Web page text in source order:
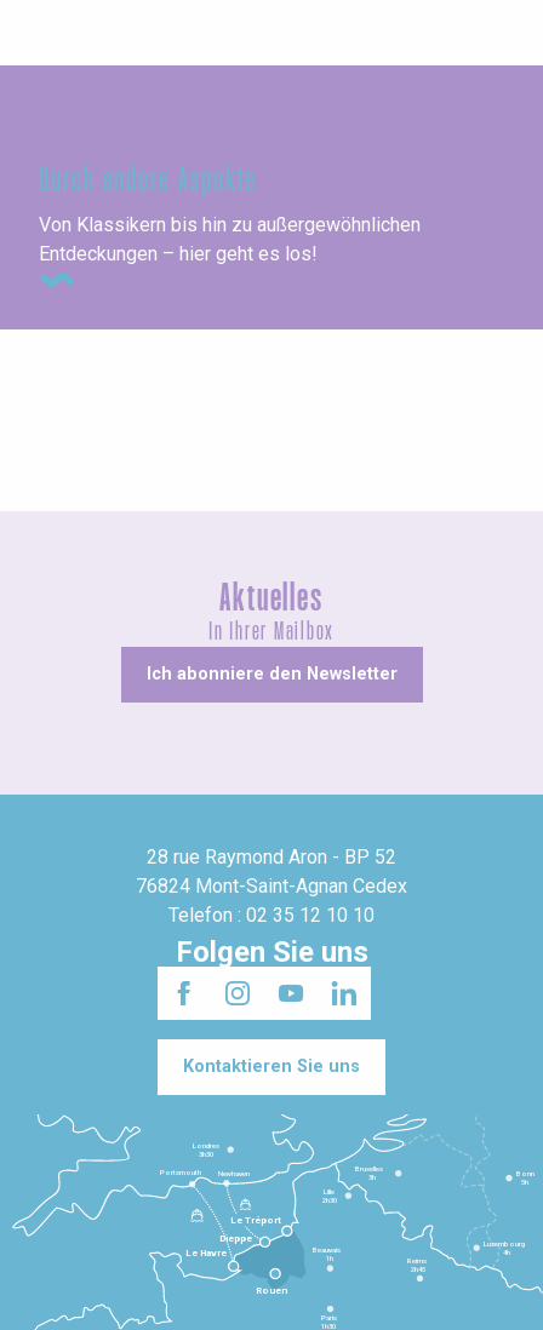
Durch andere Aspekte
Von Klassikern bis hin zu außergewöhnlichen
Entdeckungen – hier geht es los!
Aktuelles
In Ihrer Mailbox
Ich abonniere den Newsletter
28 rue Raymond Aron - BP 52
76824 Mont-Saint-Agnan Cedex
Telefon : 02 35 12 10 10
Folgen Sie uns
Kontaktieren Sie uns
Le Havre
Dieppe
Le Tréport
Paris
1h30
Beauvais
1h
Reims
2h45
Lille
2h30
Bruxelles
3h
Londres
3h30
Newhaven
Portsmouth
Bonn
5h
Luxembourg
4h
Rouen